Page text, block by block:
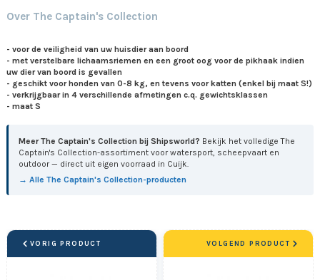
Over The Captain's Collection
- voor de veiligheid van uw huisdier aan boord
- met verstelbare lichaamsriemen en een groot oog voor de pikhaak indien
uw dier van boord is gevallen
- geschikt voor honden van 0-8 kg, en tevens voor katten (enkel bij maat S!)
- verkrijgbaar in 4 verschillende afmetingen c.q. gewichtsklassen
- maat S
Meer The Captain's Collection bij Shipsworld? Bekijk het volledige The
Captain's Collection-assortiment voor watersport, scheepvaart en
outdoor — direct uit eigen voorraad in Cuijk.
→ Alle The Captain's Collection-producten
VORIG PRODUCT VOLGEND PRODUCT